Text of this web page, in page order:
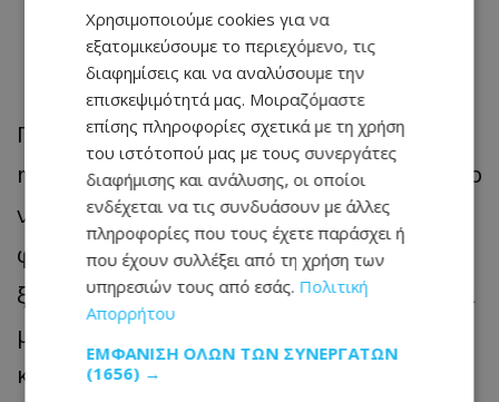
Η νοσταλγία της
αναλογικής εμπειρίας
Για μια γενιά που μεγάλωσε με iPod και
mp3 players, υπάρχει σαφώς ένα στοιχείο
νοσταλγίας. Για τους νεότερους, όμως,
φαίνεται ότι είναι μια επιλογή με
ξεκάθαρη σκέψη από πίσω. Τα ακουστικά
με καλώδιο μπορεί να περιορίζουν την
κίνηση, αλλά ταυτόχρονα προσφέρουν
Χρησιμοποιούμε cookies για να
εξατομικεύσουμε το περιεχόμενο, τις
διαφημίσεις και να αναλύσουμε την
επισκεψιμότητά μας. Μοιραζόμαστε
επίσης πληροφορίες σχετικά με τη χρήση
του ιστότοπού μας με τους συνεργάτες
διαφήμισης και ανάλυσης, οι οποίοι
ενδέχεται να τις συνδυάσουν με άλλες
πληροφορίες που τους έχετε παράσχει ή
που έχουν συλλέξει από τη χρήση των
υπηρεσιών τους από εσάς. Πολιτική
Απορρήτου
ΕΜΦΆΝΙΣΗ ΌΛΩΝ ΤΩΝ ΣΥΝΕΡΓΑΤΏΝ
(1656) →